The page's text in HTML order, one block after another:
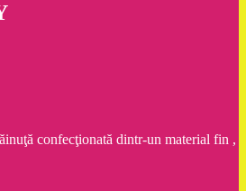
confecţionată dintr-un material fin ,